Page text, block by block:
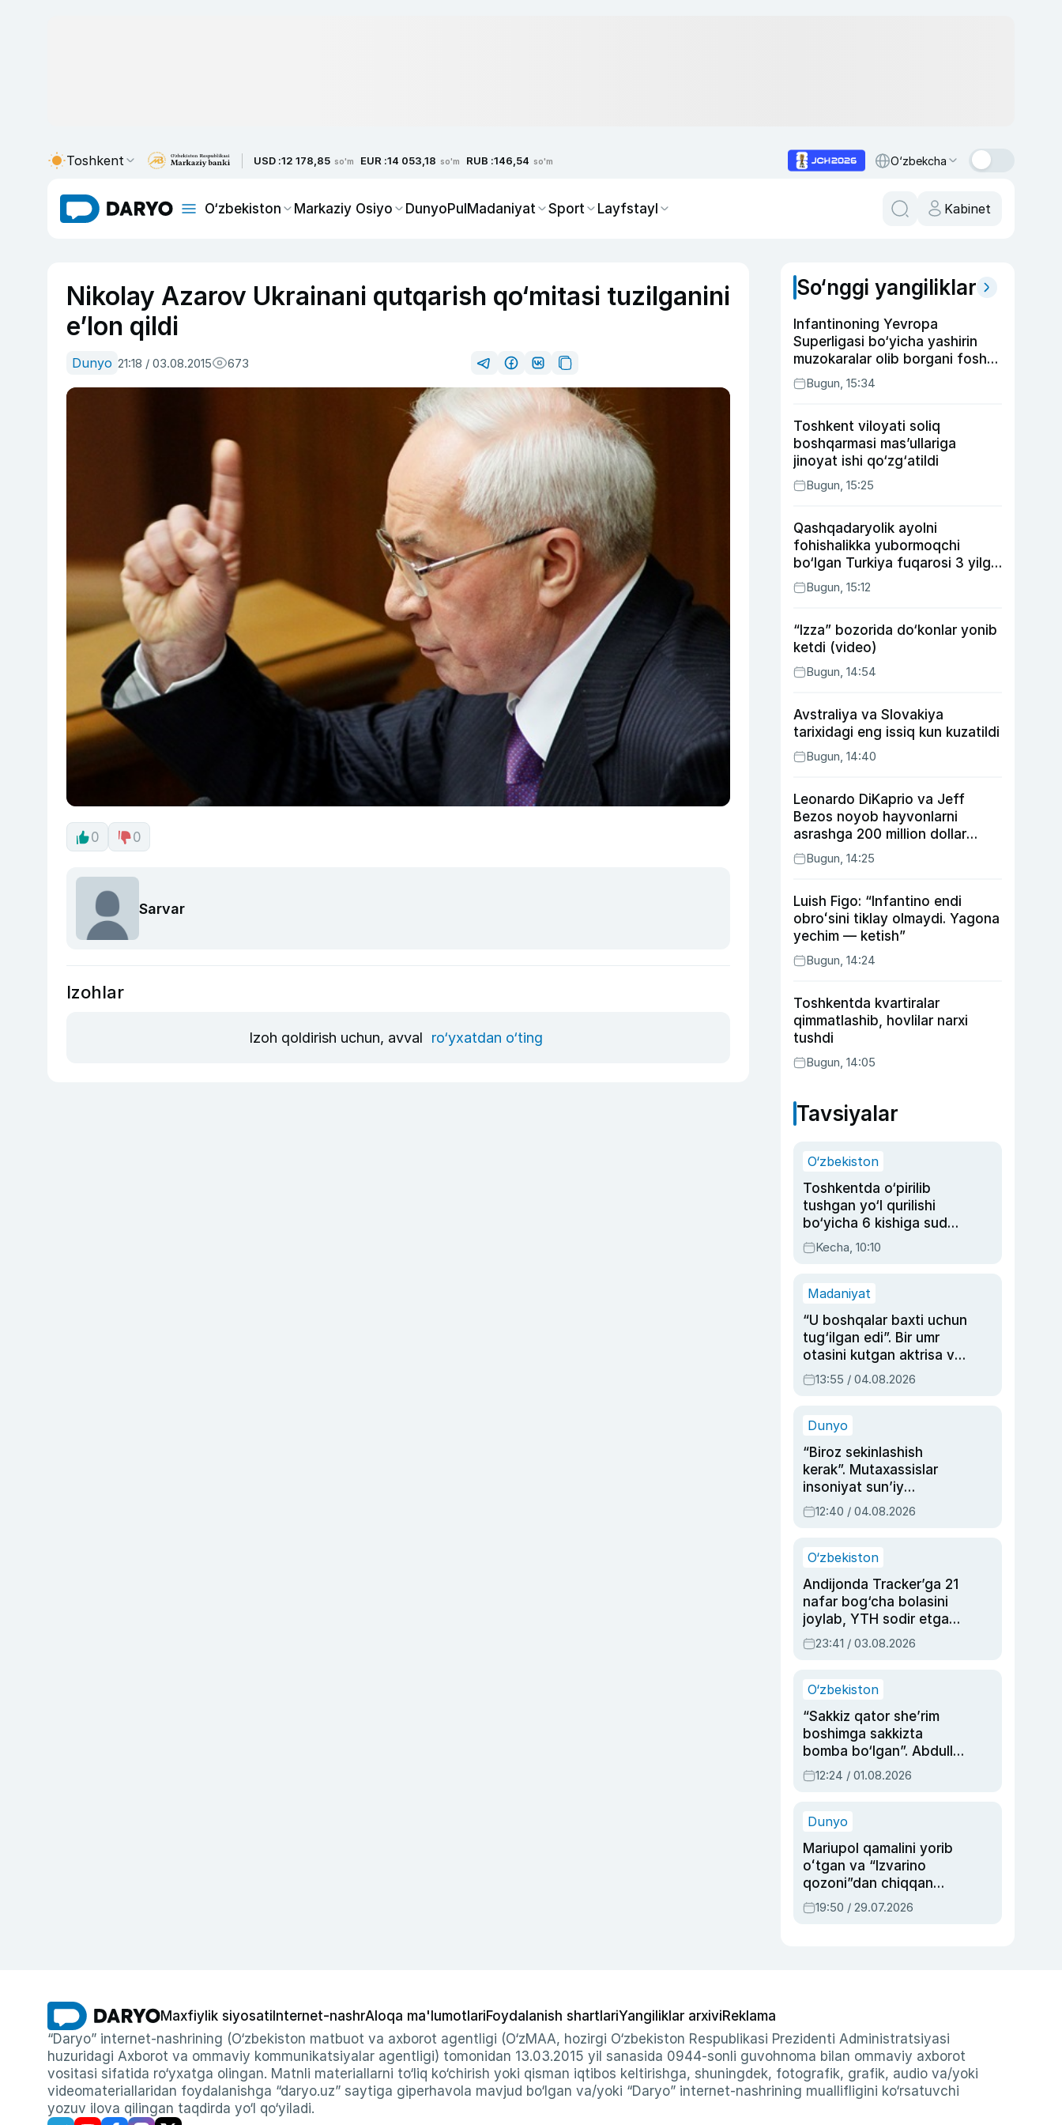
Toshkent USD :12 178,85 so'm EUR :14 053,18 so'm RUB :146,54 so'm O‘zbekcha
O‘zbekiston Markaziy Osiyo DunyoPulMadaniyat Sport Layfstayl Kabinet
Nikolay Azarov Ukrainani qutqarish qo‘mitasi tuzilganini
e’lon qildi
Dunyo 21:18 / 03.08.2015 673
0 0
Sarvar
Izohlar
Izoh qoldirish uchun, avval ro‘yxatdan o‘ting
So‘nggi yangiliklar
Infantinoning Yevropa
Superligasi bo‘yicha yashirin
muzokaralar olib borgani fosh
bo‘ldiBugun, 15:34
Toshkent viloyati soliq
boshqarmasi mas’ullariga
jinoyat ishi qo‘zg‘atildi
Bugun, 15:25
Qashqadaryolik ayolni
fohishalikka yubormoqchi
bo‘lgan Turkiya fuqarosi 3 yilga
qamaldi
Bugun, 15:12
“Izza” bozorida do‘konlar yonib
ketdi (video)
Bugun, 14:54
Avstraliya va Slovakiya
tarixidagi eng issiq kun kuzatildi
Bugun, 14:40
Leonardo DiKaprio va Jeff
Bezos noyob hayvonlarni
asrashga 200 million dollar
ajratdi
Bugun, 14:25
Luish Figo: “Infantino endi
obroʻsini tiklay olmaydi. Yagona
yechim — ketish”
Bugun, 14:24
Toshkentda kvartiralar
qimmatlashib, hovlilar narxi
tushdi
Bugun, 14:05
Tavsiyalar
O‘zbekiston
Toshkentda o‘pirilib
tushgan yo‘l qurilishi
bo‘yicha 6 kishiga sud
hukmi o‘qildi
Kecha, 10:10
Madaniyat
“U boshqalar baxti uchun
tug‘ilgan edi”. Bir umr
otasini kutgan aktrisa va
dublyaj ustasi Rimma
Ahmedovaning
13:55 / 04.08.2026
Dunyo
“Biroz sekinlashish
kerak”. Mutaxassislar
insoniyat sun’iy
intellektni boshqara
olmay qolishidan xavotir
12:40 / 04.08.2026
O‘zbekiston
Andijonda Tracker’ga 21
nafar bog‘cha bolasini
joylab, YTH sodir etgan
ayolga sud hukmi o‘qildi
23:41 / 03.08.2026
O‘zbekiston
“Sakkiz qator she’rim
boshimga sakkizta
bomba bo‘lgan”. Abdulla
Oripovni siyosiy
ayblovlardan asrab
12:24 / 01.08.2026
Dunyo
Mariupol qamalini yorib
oʻtgan va “Izvarino
qozoni”dan chiqqan
qahramon — Ukraina
armiyasi bosh
19:50 / 29.07.2026
Maxfiylik siyosati Internet-nashrAloqa ma'lumotlariFoydalanish shartlariYangiliklar arxiviReklama
“Daryo” internet-nashrining (O‘zbekiston matbuot va axborot agentligi (O‘zMAA, hozirgi O‘zbekiston Respublikasi Prezidenti Administratsiyasi
huzuridagi Axborot va ommaviy kommunikatsiyalar agentligi) tomonidan 13.03.2015 yil sanasida 0944-sonli guvohnoma bilan ommaviy axborot
vositasi sifatida ro‘yxatga olingan. Matnli materiallarni to‘liq ko‘chirish yoki qisman iqtibos keltirishga, shuningdek, fotografik, grafik, audio va/yoki
videomateriallaridan foydalanishga “daryo.uz” saytiga giperhavola mavjud bo‘lgan va/yoki “Daryo” internet-nashrining muallifligini ko‘rsatuvchi
yozuv ilova qilingan taqdirda yo‘l qo‘yiladi.